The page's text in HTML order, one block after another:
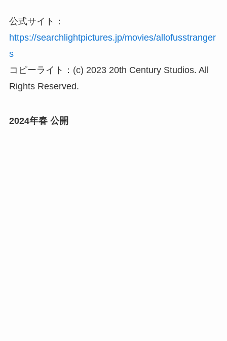
公式サイト：
https://searchlightpictures.jp/movies/allofusstranger
s
コピーライト：(c) 2023 20th Century Studios. All
Rights Reserved.
2024年春 公開